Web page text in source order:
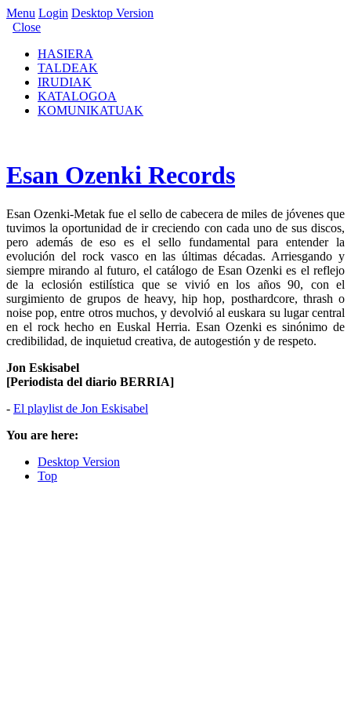
Menu Login Desktop Version
Close
HASIERA
TALDEAK
IRUDIAK
KATALOGOA
KOMUNIKATUAK
Esan Ozenki Records
Esan Ozenki-Metak fue el sello de cabecera de miles de jóvenes que
tuvimos la oportunidad de ir creciendo con cada uno de sus discos,
pero además de eso es el sello fundamental para entender la
evolución del rock vasco en las últimas décadas. Arriesgando y
siempre mirando al futuro, el catálogo de Esan Ozenki es el reflejo
de la eclosión estilística que se vivió en los años 90, con el
surgimiento de grupos de heavy, hip hop, posthardcore, thrash o
noise pop, entre otros muchos, y devolvió al euskara su lugar central
en el rock hecho en Euskal Herria. Esan Ozenki es sinónimo de
credibilidad, de inquietud creativa, de autogestión y de respeto.
Jon Eskisabel
[Periodista del diario BERRIA]
- El playlist de Jon Eskisabel
You are here:
Desktop Version
Top